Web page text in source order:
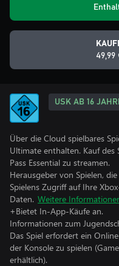
49,99
USK AB 16
Über die Cloud spielbares
Ultimate enthalten. Kauf des
Pass Essential zu streamen.
Herausgeber von Spielen,
Spielens Zugriff auf Ihre
Daten. Weitere
+Bietet In-App-Käufe an.
Informationen zum
Das Spiel erfordert ein
der Konsole zu spielen
erhältlich).